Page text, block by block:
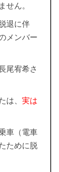
せん。
退に伴
メンバー
尾宥希さ
は、 実は
車（電車
ために脱